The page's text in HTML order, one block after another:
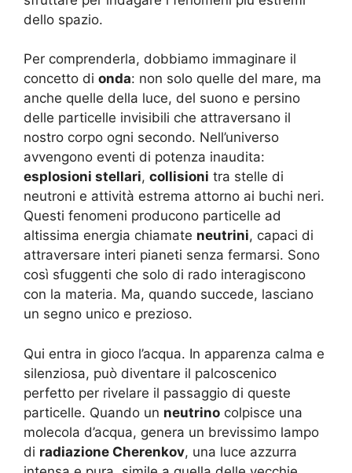
dello spazio.
Per comprenderla, dobbiamo immaginare il
concetto di onda: non solo quelle del mare, ma
anche quelle della luce, del suono e persino
delle particelle invisibili che attraversano il
nostro corpo ogni secondo. Nell’universo
avvengono eventi di potenza inaudita:
esplosioni stellari, collisioni tra stelle di
neutroni e attività estrema attorno ai buchi neri.
Questi fenomeni producono particelle ad
altissima energia chiamate neutrini, capaci di
attraversare interi pianeti senza fermarsi. Sono
così sfuggenti che solo di rado interagiscono
con la materia. Ma, quando succede, lasciano
un segno unico e prezioso.
Qui entra in gioco l’acqua. In apparenza calma e
silenziosa, può diventare il palcoscenico
perfetto per rivelare il passaggio di queste
particelle. Quando un neutrino colpisce una
molecola d’acqua, genera un brevissimo lampo
di radiazione Cherenkov, una luce azzurra